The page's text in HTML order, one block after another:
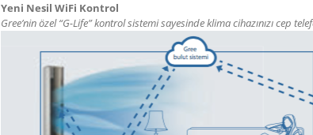
Yeni Nesil WiFi Kontrol
Gree’nin özel “G-Life” kontrol sistemi sayesinde klima cihazınızı cep